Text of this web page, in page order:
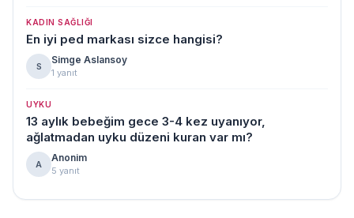
KADIN SAĞLIĞI
En iyi ped markası sizce hangisi?
S
Simge Aslansoy
1 yanıt
UYKU
13 aylık bebeğim gece 3-4 kez uyanıyor,
ağlatmadan uyku düzeni kuran var mı?
A
Anonim
5 yanıt